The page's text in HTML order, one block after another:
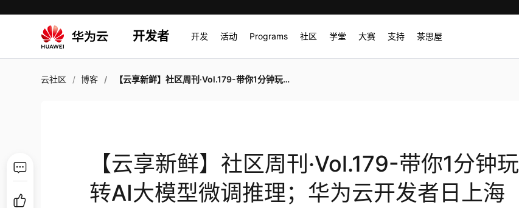
开发者 开发 活动 Programs 社区 学堂 大赛 支持 茶思屋
云社区 博客 【云享新鲜】社区周刊·Vol.179-带你1分钟玩转AI大模型微调推理；华为云开发者日上海站成功举办
【云享新鲜】社区周刊·Vol.179-带你1分钟玩
转AI大模型微调推理；华为云开发者日上海